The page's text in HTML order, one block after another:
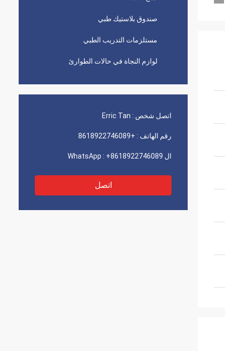
صندوق بلاستيك طبي
مستلزمات التدريب الطبي
لوازم النجاة في حالات الطوارئ
اتصل شخص : Erric Tan
رقم الهاتف : +8618922746089
ال WhatsApp : +8618922746089
اتصل